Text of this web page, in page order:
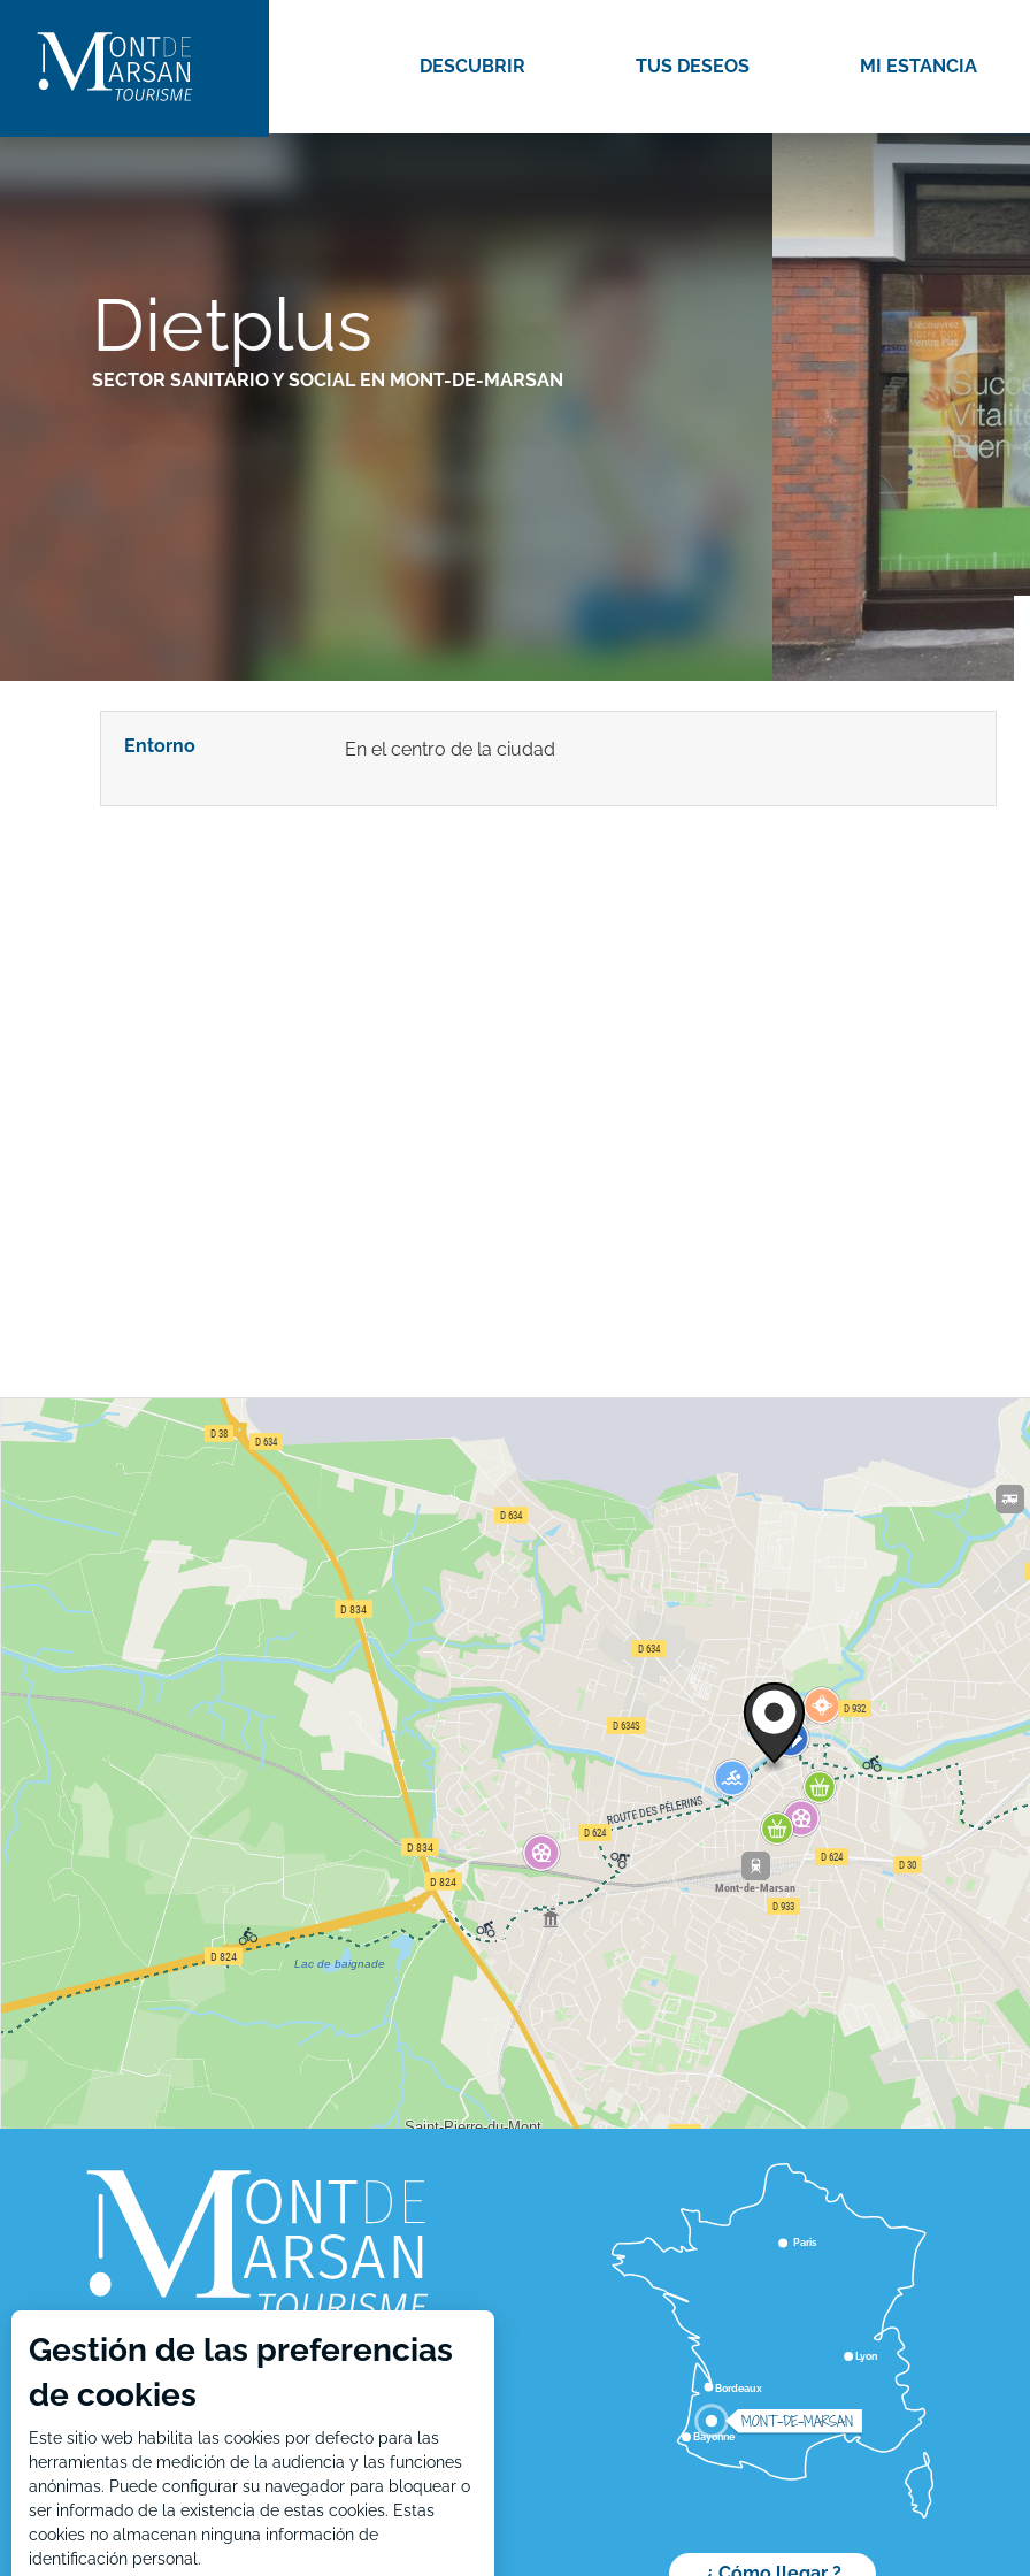
contenu
principal
DESCUBRIR TUS DESEOS MI ESTANCIA
Dietplus
SECTOR SANITARIO Y SOCIAL EN MONT-DE-MARSAN
Entorno En el centro de la ciudad
1, place Charles de Gaulle
40000 Mont de Marsan
Tél : +33 5 58 05 87 37
Lyon
Bordeaux
Paris
Bayonne
MONT-DE-MARSAN
Gestión de las preferencias
de cookies
Este sitio web habilita las cookies por defecto para las
herramientas de medición de la audiencia y las funciones
anónimas. Puede configurar su navegador para bloquear o
ser informado de la existencia de estas cookies. Estas
cookies no almacenan ninguna información de
identificación personal.